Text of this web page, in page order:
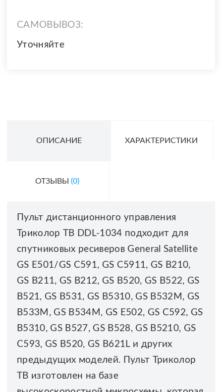
САМОВЫВОЗ:
Уточняйте
ОПИСАНИЕ ХАРАКТЕРИСТИКИ
ОТЗЫВЫ (0)
Пульт дистанционного управления
Триколор ТВ DDL-1034 подходит для
спутниковых ресиверов General Satellite
GS E501/GS C591, GS C5911, GS B210,
GS B211, GS B212, GS B520, GS B522, GS
B521, GS B531, GS B5310, GS B532M, GS
B533M, GS B534M, GS E502, GS C592, GS
B5310, GS B527, GS B528, GS B5210, GS
C593, GS B520, GS B621L и других
предыдущих моделей. Пульт Триколор
ТВ изготовлен на базе